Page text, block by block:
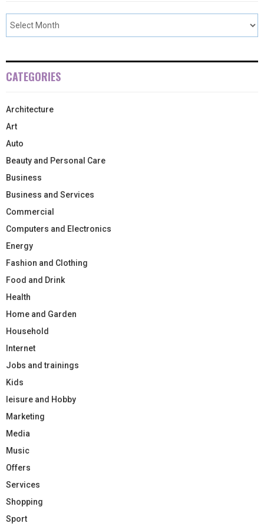
CATEGORIES
Architecture
Art
Auto
Beauty and Personal Care
Business
Business and Services
Commercial
Computers and Electronics
Energy
Fashion and Clothing
Food and Drink
Health
Home and Garden
Household
Internet
Jobs and trainings
Kids
leisure and Hobby
Marketing
Media
Music
Offers
Services
Shopping
Sport